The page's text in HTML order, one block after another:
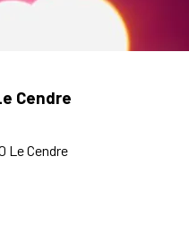
Cendre
Le Cendre